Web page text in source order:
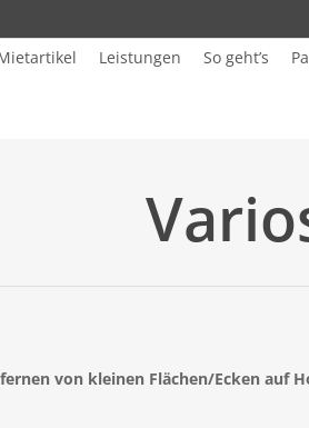
Leistungen So geht’s
von kleinen Flächen/Ecken auf